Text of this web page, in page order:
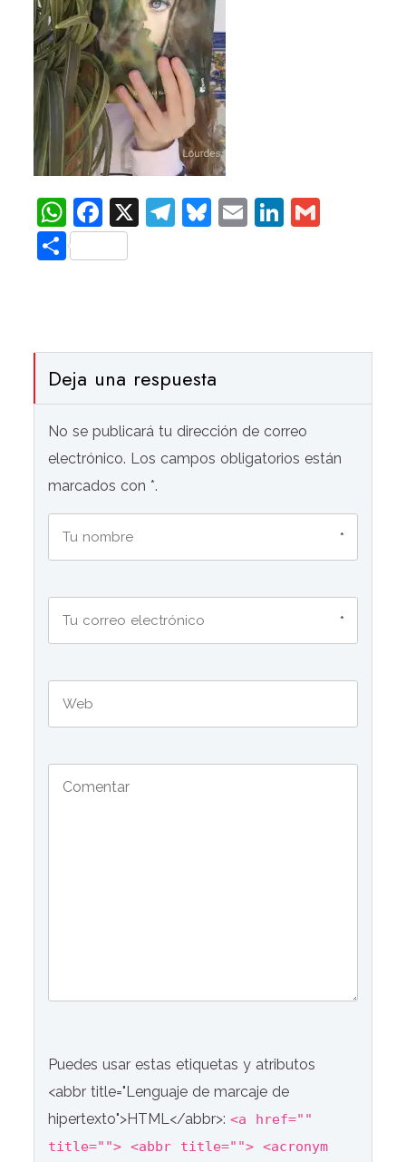
WhatsApp
Facebook
X Telegram
Bluesky
EmailLinkedIn
Compartir
Deja una respuesta
No se publicará tu dirección de correo
electrónico. Los campos obligatorios están
marcados con *.
*
*
Puedes usar estas etiquetas y atributos
<abbr title="Lenguaje de marcaje de
hipertexto">HTML</abbr>:<a href=""
title=""> <abbr title=""> <acronym